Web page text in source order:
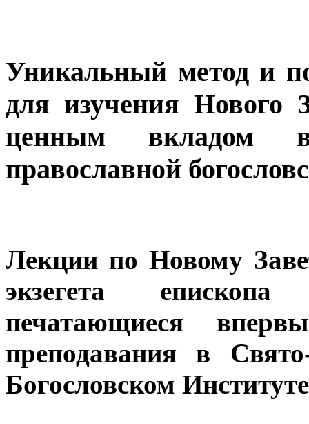
Уникальный метод и
для изучения Нового
ценным вкладом в
православной
Лекции по Новому
экзегета епископа
печатающиеся
преподавания в
Богословском